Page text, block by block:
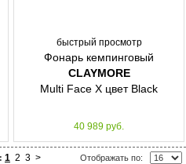
быстрый просмотр
Фонарь кемпинговый
CLAYMORE
Multi Face X цвет Black
40 989 руб.
1 2 3 > Отображать по: